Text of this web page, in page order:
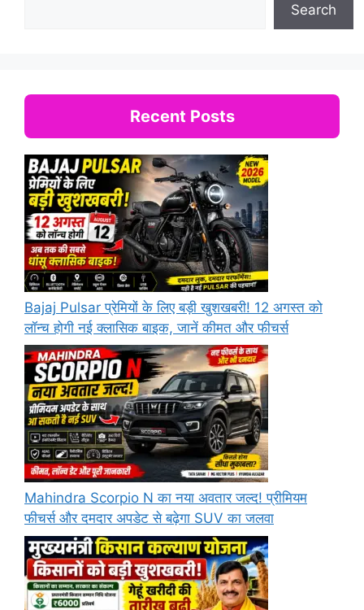
Search
Recent Posts
Bajaj Pulsar प्रेमियों के लिए बड़ी खुशखबरी! 12 अगस्त को
लॉन्च होगी नई क्लासिक बाइक, जानें कीमत और फीचर्स
Mahindra Scorpio N का नया अवतार जल्द! प्रीमियम
फीचर्स और दमदार अपडेट से बढ़ेगा SUV का जलवा